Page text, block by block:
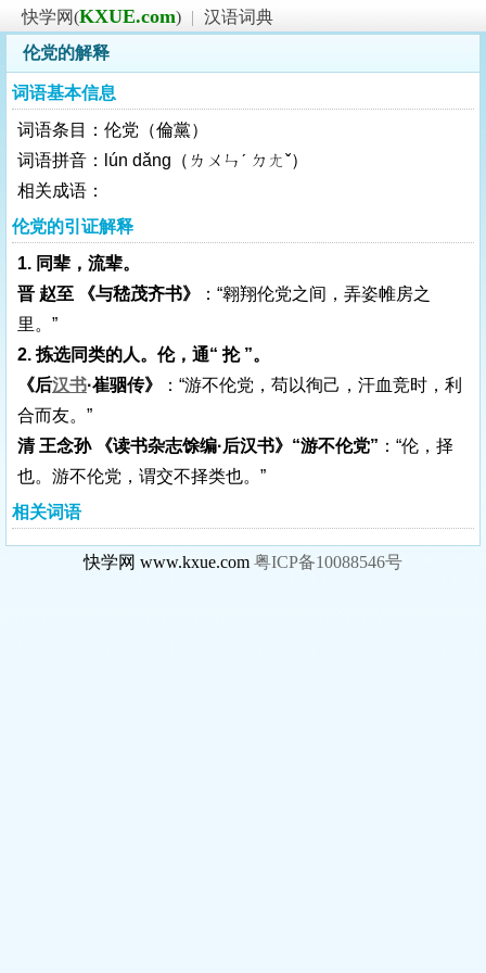
快学网(KXUE.com) | 汉语词典
伦党的解释
词语基本信息
词语条目：伦党（倫黨）
词语拼音：lún dǎng（ㄌㄨㄣˊ ㄉㄤˇ）
相关成语：
伦党的引证解释
1. 同辈，流辈。
晋 赵至 《与嵇茂齐书》
：“翱翔伦党之间，弄姿帷房之
里。”
2. 拣选同类的人。伦，通“ 抡 ”。
《后汉书·崔骃传》
：“游不伦党，苟以徇己，汗血竞时，利
合而友。”
清 王念孙 《读书杂志馀编·后汉书》“游不伦党” ：“伦，择
也。游不伦党，谓交不择类也。”
相关词语
快学网 www.kxue.com 粤ICP备10088546号